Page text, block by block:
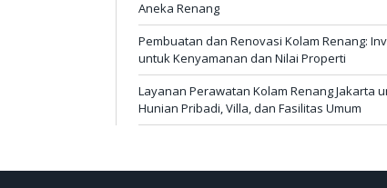
Aneka Renang
Pembuatan dan Renovasi Kolam Renang:
untuk Kenyamanan dan Nilai Properti
Layanan Perawatan Kolam Renang Jakarta
Hunian Pribadi, Villa, dan Fasilitas Umum